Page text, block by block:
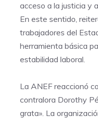
acceso a la justicia y
En este sentido,
trabajadores del
herramienta básica
estabilidad laboral.
La ANEF reaccionó
contralora Dorothy
grata». La